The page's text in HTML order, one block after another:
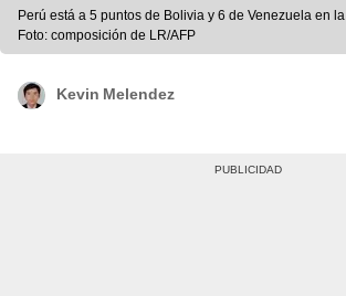
Perú está a 5 puntos de Bolivia y 6 de Venezuela en
Foto: composición de LR/AFP
Kevin Melendez